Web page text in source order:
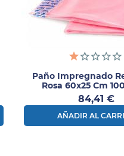
Paño Impregnado
Rosa 60x25 Cm
Precio
84,41 €
AÑADIR AL